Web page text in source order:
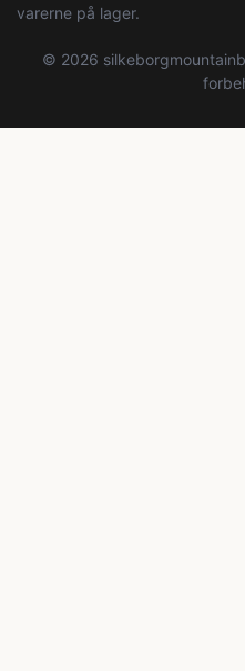
varerne på lager.
© 2026